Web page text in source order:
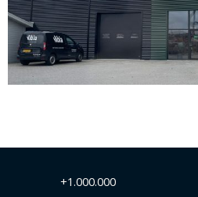
+1.000.000